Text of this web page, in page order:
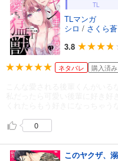
TL
TLマンガ
シロ / さくら蒼
3.8
ネタバレ 購入済み
0